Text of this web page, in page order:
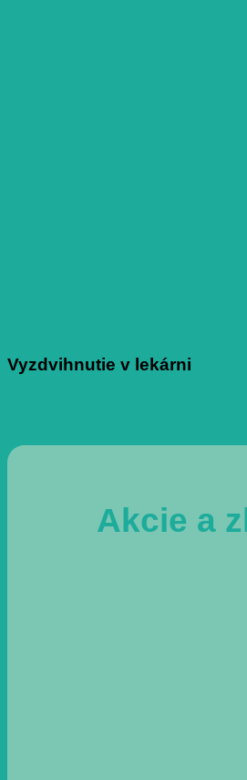
Vyzdvihnutie v lekárni
Akcie a